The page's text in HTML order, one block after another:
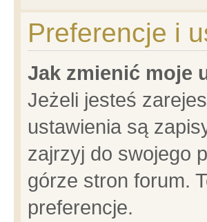
Preferencje i
Jak zmienić moje
Jeżeli jesteś
ustawienia są
zajrzyj do swojego
górze stron forum.
preferencje.